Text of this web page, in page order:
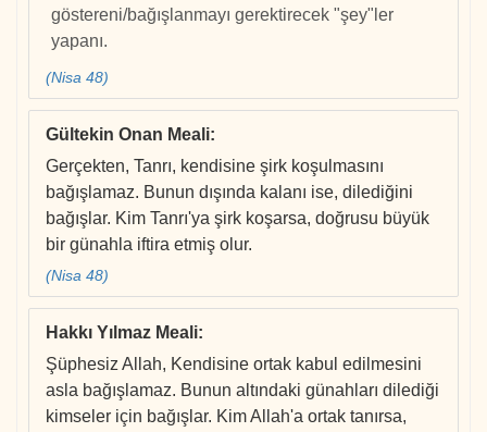
göstereni/bağışlanmayı gerektirecek "şey"ler
yapanı.
(Nisa 48)
Gültekin Onan Meali:
Gerçekten, Tanrı, kendisine şirk koşulmasını
bağışlamaz. Bunun dışında kalanı ise, dilediğini
bağışlar. Kim Tanrı'ya şirk koşarsa, doğrusu büyük
bir günahla iftira etmiş olur.
(Nisa 48)
Hakkı Yılmaz Meali:
Şüphesiz Allah, Kendisine ortak kabul edilmesini
asla bağışlamaz. Bunun altındaki günahları dilediği
kimseler için bağışlar. Kim Allah'a ortak tanırsa,